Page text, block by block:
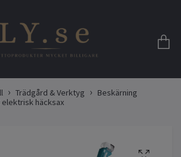
Trädgård & Verktyg
Beskärning
elektrisk häcksax